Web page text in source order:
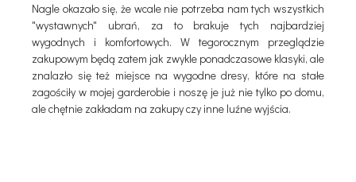
Nagle okazało się, że wcale nie potrzeba nam tych wszystkich
"wystawnych" ubrań, za to brakuje tych najbardziej
wygodnych i komfortowych. W tegorocznym przeglądzie
zakupowym będą zatem jak zwykle ponadczasowe klasyki, ale
znalazło się też miejsce na wygodne dresy, które na stałe
zagościły w mojej garderobie i noszę je już nie tylko po domu,
ale chętnie zakładam na zakupy czy inne luźne wyjścia.